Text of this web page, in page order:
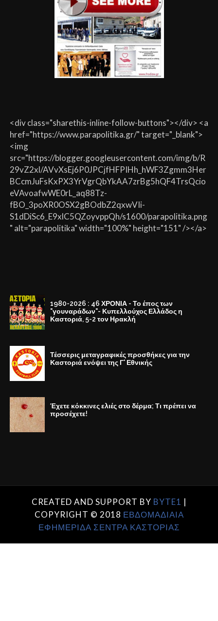
<div class="sharethis-inline-follow-buttons"></div> <a
href="https://www.parapolitika.gr/" target="_blank">
<img
src="https://blogger.googleusercontent.com/img/b/R
29vZ2xl/AVvXsEj6P0JPCjfHFPIHh_hWF3Zgmm3Her
BCcmJuFsKxPX3YrVgrQbYkAA7zrBg5hQF4TrsQcio
eVAvoafwWE0rL_aq88Tz-
fBO_3poXR0OSX2gBOdbZ2qxwVIi-
S1dDiSc6_E9xlC5QZoyvppQh/s1600/parapolitika.png
" alt="parapolitika" width="100%" height="151" /></a>
1980-2026 : 46 ΧΡΟΝΙΑ - Το έπος των
"γουναράδων"- Κυπελλούχος Ελλάδος η
Καστοριά, 5-2 τον Ηρακλή
Τέσσερις μεταγραφικές προσθήκες για την
Καστοριά ενόψει της Γ' Εθνικής
Έχετε κόκκινες ελιές στο δέρμα; Τι πρέπει να
προσέχετε!
CREATED AND SUPPORT BY BYTE1 |
COPYRIGHT © 2018 ΕΒΔΟΜΑΔΙΑΙΑ
ΕΦΗΜΕΡΙΔΑ ΣΕΝΤΡΑ ΚΑΣΤΟΡΙΑΣ